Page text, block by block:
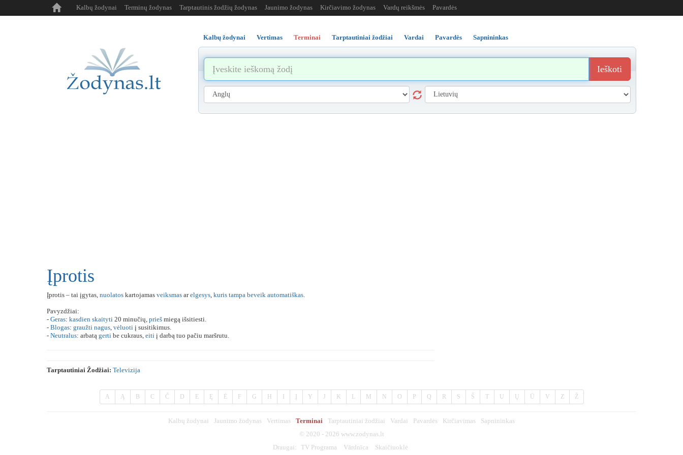
Kalbų žodynai Terminų žodynas Tarptautinis žodžių žodynas Jaunimo žodynas Kirčiavimo žodynas Vardų reikšmės Pavardės
Kalbų žodynai Vertimas Terminai Tarptautiniai žodžiai Vardai Pavardės Sapnininkas
Ieškoti
Įprotis
Įprotis – tai įgytas, nuolatos kartojamas veiksmas arelgesys, kuris tampa beveik automatiškas.
Pavyzdžiai:
- Geras: kasdien skaityti 20 minučių, prieš miegą išsitiesti.
- Blogas: graužti nagus, vėluoti į susitikimus.
- Neutralus: arbatą gerti be cukraus, eiti į darbą tuo pačiu maršrutu.
Tarptautiniai Žodžiai: Televizija
A Ą B C Č D E Ę Ė F G H Y J K L M N O P Q R S Š T U Ų Ū V Z Ž
Kalbų žodynai Jaunimo žodynas Vertimas Terminai Tarptautiniai žodžiai Vardai Pavardės Kirčiavimas
Sapnininkas
© 2020 - 2026 www.zodynas.lt
Draugai:
TV Programa Vārdnīca Skaičiuoklė